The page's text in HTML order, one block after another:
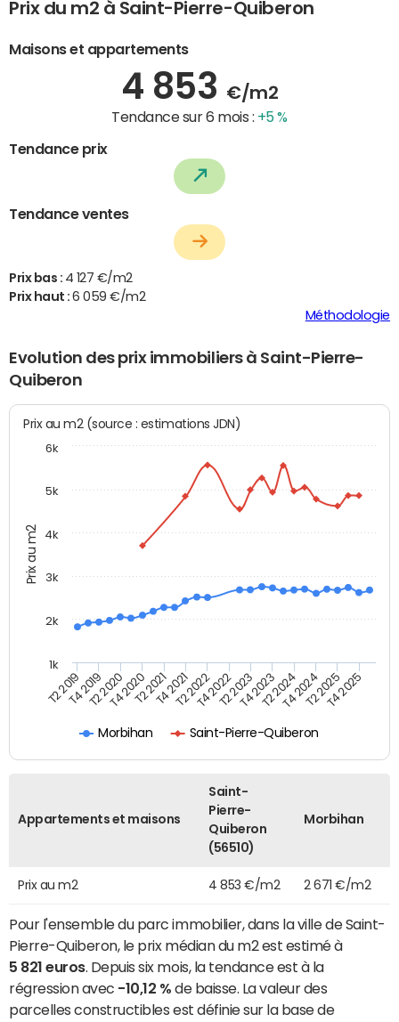
Prix du m2 à Saint-Pierre-Quiberon
Maisons et appartements
4 853 €/m2
Tendance sur 6 mois : +5 %
Tendance prix
Tendance ventes
Prix bas : 4 127 €/m2
Prix haut :6 059 €/m2
Méthodologie
Evolution des prix immobiliers à Saint-Pierre-
Quiberon
Prix au m2
Prix au m2 (source : estimations JDN)
Morbihan Saint-Pierre-Quiberon
T2 2019T4 2019T2 2020T4 2020T2 2021T4 2021T2 2022T4 2022T2 2023T4 2023T2 2024T4 2024T2 2025T4 2025
1k
2k
3k
4k
5k
6k
Appartements et maisons
Saint-
Pierre-
Quiberon
(56510)
Morbihan
Prix au m2 4 853 €/m2 2 671 €/m2
Pour l'ensemble du parc immobilier, dans la ville de Saint-
Pierre-Quiberon, le prix médian du m2 est estimé à
5 821 euros. Depuis six mois, la tendance est à la
régression avec -10,12 % de baisse. La valeur des
parcelles constructibles est définie sur la base de